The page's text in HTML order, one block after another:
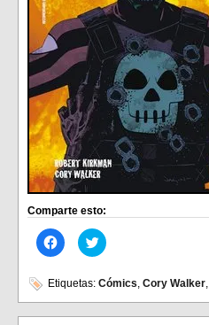
Comparte esto:
Haz
clic
en
Facebook
(Se
abre
Haz
clic
en
(Se
abre
Etiquetas: Cómics, Cory Walker,